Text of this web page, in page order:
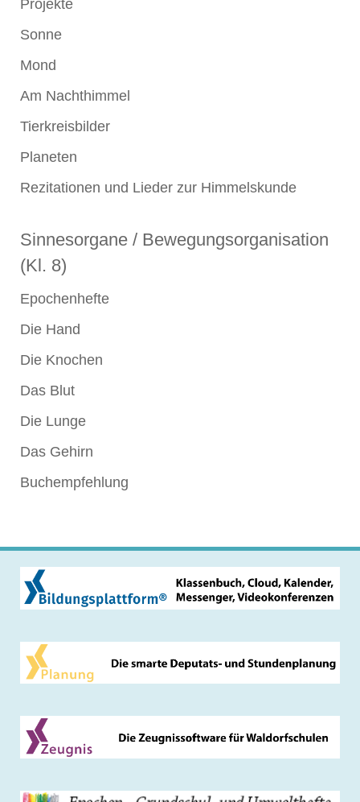
Projekte
Sonne
Mond
Am Nachthimmel
Tierkreisbilder
Planeten
Rezitationen und Lieder zur Himmelskunde
Sinnesorgane / Bewegungsorganisation
(Kl. 8)
Epochenhefte
Die Hand
Die Knochen
Das Blut
Die Lunge
Das Gehirn
Buchempfehlung